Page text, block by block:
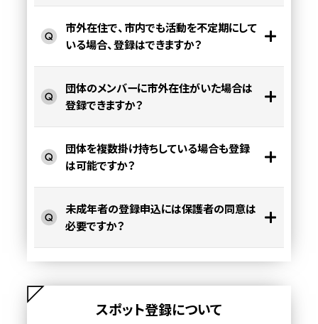
市外在住で、市内でも活動を不定期にして
いる場合、登録はできますか？
団体のメンバーに市外在住がいた場合は
登録できますか？
団体を複数掛け持ちしている場合も登録
は可能ですか？
未成年者の登録申込には保護者の同意は
必要ですか？
スポット登録について